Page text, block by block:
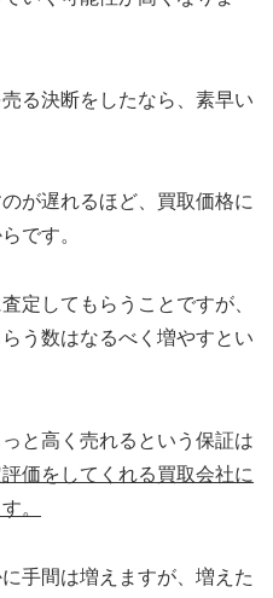
る決断をしたなら、素早い
が遅れるほど、買取価格に
です。
定してもらうことですが、
う数はなるべく増やすとい
と高く売れるという保証は
価をしてくれる買取会社に
。
手間は増えますが、増えた